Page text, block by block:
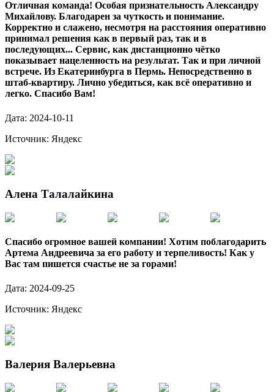
Отличная команда! Особая признательность Александру
Михайлову. Благодарен за чуткость и понимание.
Корректно и слажено, несмотря на расстояния оперативно
принимал решения как в первый раз, так и в
последующих... Сервис, как дистанционно чётко
показывает нацеленность на результат. Так и при личной
встрече. Из Екатеринбурга в Пермь. Непосредственно в
штаб-квартиру. Лично убедиться, как всё оперативно и
легко. Спасибо Вам!
Дата: 2024-10-11
Источник: Яндекс
Алена Талалайкина
Спасибо огромное вашей компании! Хотим поблагодарить
Артема Андреевича за его работу и терпеливость! Как у
Вас там пишется счастье не за горами!
Дата: 2024-09-25
Источник: Яндекс
Валерия Валерьевна